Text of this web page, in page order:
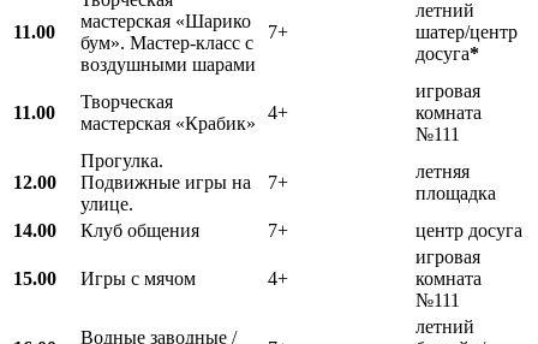
11.00
мастерская «Шарико
бум». Мастер-класс с
воздушными шарами
7+
летний
шатер/центр
досуга*
11.00
Творческая
мастерская «Крабик»
4+
игровая
комната
№111
12.00
Прогулка.
Подвижные игры на
улице.
7+
летняя
площадка
14.00
Клуб общения 7+ центр досуга
15.00 Игры с мячом 4+
игровая
комната
№111
Водные заводные /
летний